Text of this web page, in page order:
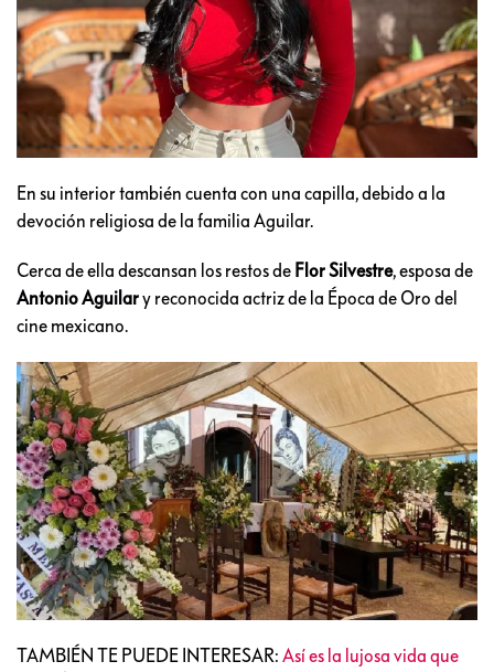
En su interior también cuenta con una capilla, debido a la
devoción religiosa de la familia Aguilar.
Cerca de ella descansan los restos de Flor Silvestre, esposa de
Antonio Aguilary reconocida actriz de la Época de Oro del
cine mexicano.
TAMBIÉN TE PUEDE INTERESAR: Así es la lujosa vida que